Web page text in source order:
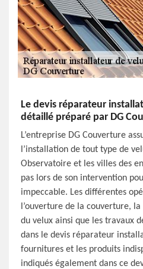
Le devis réparateur
détaillé préparé par DG
L’entreprise DG Couverture
l’installation de tout type de
Observatoire et les villes des
pas lors de son intervention
impeccable. Les différentes
l’ouverture de la couverture,
du velux ainsi que les travaux
dans le devis réparateur
fournitures et les produits
indiqués également dans ce